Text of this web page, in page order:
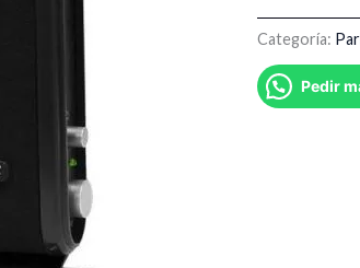
Categoría:
Pedir